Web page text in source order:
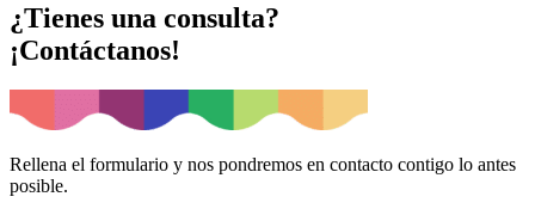
¿Tienes una consulta?
¡Contáctanos!
Rellena el formulario y nos pondremos en contacto contigo lo antes
posible.